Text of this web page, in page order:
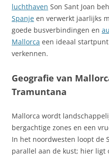
luchthaven Son Sant Joan
Spanje en verwerkt jaarlijks
goede busverbindingen en
Mallorca een ideaal
verkennen.
Geografie van
Tramuntana
Mallorca wordt
bergachtige zones en een
In het noordwesten loopt de
parallel aan de kust; hier ligt